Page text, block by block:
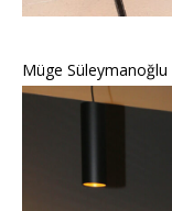
Müge Süleymanoğlu